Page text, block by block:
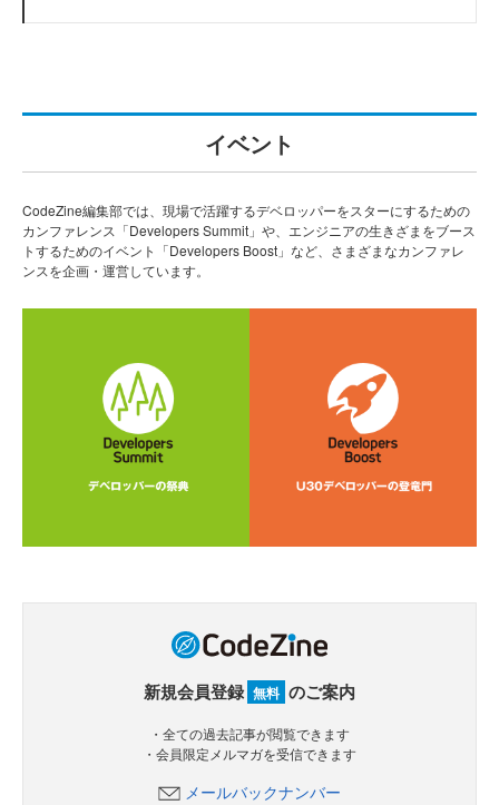
イベント
CodeZine編集部では、現場で活躍するデベロッパーをスターにするための
カンファレンス「Developers Summit」や、エンジニアの生きざまをブース
トするためのイベント「Developers Boost」など、さまざまなカンファレ
ンスを企画・運営しています。
新規会員登録 無料 のご案内
・全ての過去記事が閲覧できます
・会員限定メルマガを受信できます
メールバックナンバー